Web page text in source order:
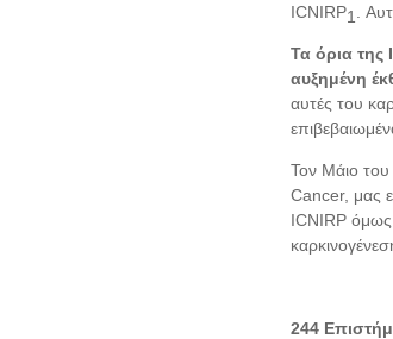
ICNIRP1 .
Τα όρια
αυξημένη
αυτές του
Τον Μάιο
Cancer, μας
ICNIRP όμως
244